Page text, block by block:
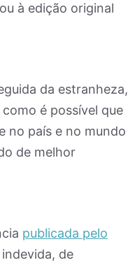
à edição original
da estranheza,
é possível que
no país e no mundo
de melhor
publicada pelo
de